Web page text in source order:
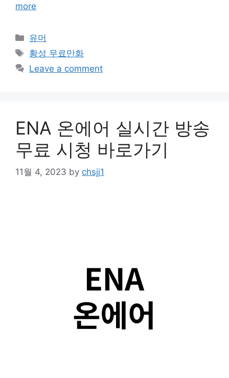
more
Categories
유머
Tags
황성 무료만화
Leave a comment
ENA 온에어 실시간 방송
무료 시청 바로가기
11월 4, 2023 by chsjj1